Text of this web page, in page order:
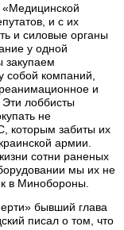
«Медицинской
и с их
и силовые органы
у одной
закупаем
собой компаний,
и
лоббисты
не
которым забиты их
армии.
сотни раненых
мы их не
в Минобороны.
бывший глава
писал о том, что